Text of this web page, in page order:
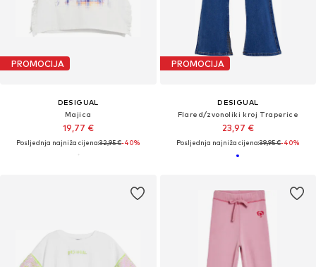
PROMOCIJA
DESIGUAL
Majica
19,77 €
Posljednja najniža cijena:32,95 €-40%
PROMOCIJA
DESIGUAL
Flared/zvonoliki kroj Traperice
23,97 €
Posljednja najniža cijena:39,95 €-40%